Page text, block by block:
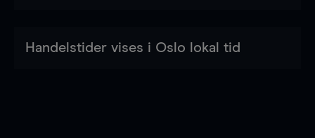
Handelstider vises i Oslo lokal tid